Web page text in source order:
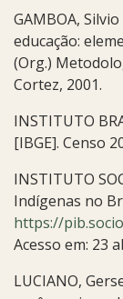
GAMBOA,
educação:
(Org.)
Cortez, 2001.
INSTITUTO
[IBGE]. Censo
INSTITUTO
Indígenas no
https://
Acesso em: 23
LUCIANO,